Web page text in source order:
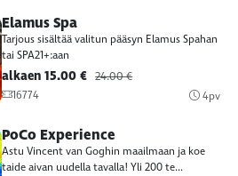
Elamus Spa
Tarjous sisältää valitun pääsyn Elamus Spahan
tai SPA21+:aan
alkaen 15.00 € 24.00 €
16774
4pv
PoCo Experience
Astu Vincent van Goghin maailmaan ja koe
taide aivan uudella tavalla! Yli 200 te...